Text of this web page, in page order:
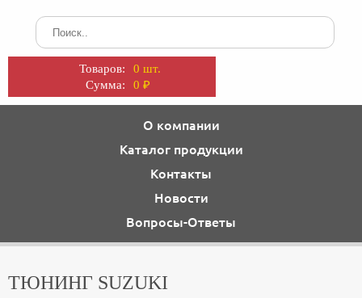
Товаров:
0 шт.
Сумма:
0₽
О компании
Каталог продукции
Контакты
Новости
Вопросы-Ответы
ТЮНИНГ SUZUKI